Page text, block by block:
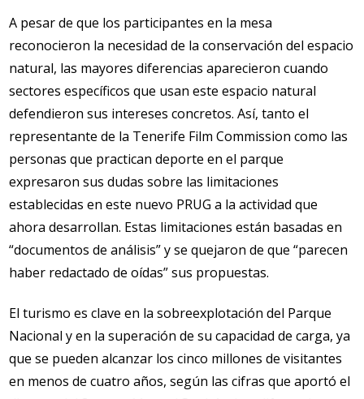
A pesar de que los participantes en la mesa
reconocieron la necesidad de la conservación del espacio
natural, las mayores diferencias aparecieron cuando
sectores específicos que usan este espacio natural
defendieron sus intereses concretos. Así, tanto el
representante de la Tenerife Film Commission como las
personas que practican deporte en el parque
expresaron sus dudas sobre las limitaciones
establecidas en este nuevo PRUG a la actividad que
ahora desarrollan. Estas limitaciones están basadas en
“documentos de análisis” y se quejaron de que “parecen
haber redactado de oídas” sus propuestas.
El turismo es clave en la sobreexplotación del Parque
Nacional y en la superación de su capacidad de carga, ya
que se pueden alcanzar los cinco millones de visitantes
en menos de cuatro años, según las cifras que aportó el